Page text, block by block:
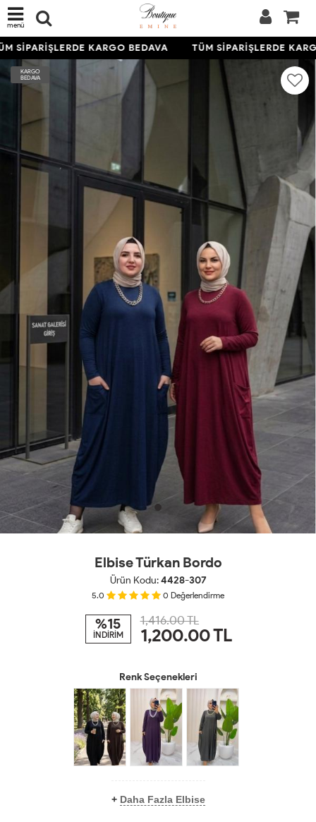
menü
SİPARİŞLERDE KARGO BEDAVA TÜM SİPARİŞLERDE
KARGO
BEDAVA
Elbise Türkan Bordo
Ürün Kodu:4428-307
5.0 0 Değerlendirme
%15
İNDİRİM
1,416.00 TL
1,200.00TL
Renk Seçenekleri
+ Daha Fazla Elbise